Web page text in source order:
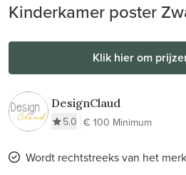
Kinderkamer poster
Klik hier om
DesignClaud
5.0 € 100 Minimum
Wordt rechtstreeks van het